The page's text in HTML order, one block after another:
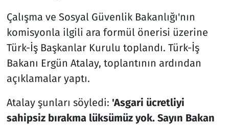
Çalışma ve Sosyal Güvenlik Bakanlığı'nın
komisyonla ilgili ara formül önerisi üzerine
Türk-İş Başkanlar Kurulu toplandı. Türk-İş
Bakanı Ergün Atalay, toplantının ardından
açıklamalar yaptı.
Atalay şunları söyledi: 'Asgari ücretliyi
sahipsiz bırakma lüksümüz yok. Sayın Bakan